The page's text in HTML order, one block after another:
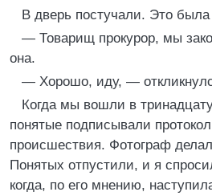
В дверь постучали. Это была
— Товарищ прокурор, мы
она.
— Хорошо, иду, —
Когда мы вошли в
понятые подписывали
происшествия. Фотограф
Понятых отпустили, и я
когда, по его мнению,